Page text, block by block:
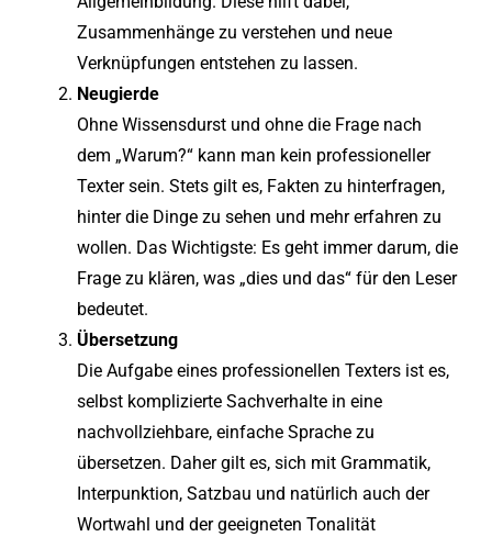
Zusammenhänge zu verstehen und neue
Verknüpfungen entstehen zu lassen.
Neugierde
Ohne Wissensdurst und ohne die Frage nach
dem „Warum?“ kann man kein professioneller
Texter sein. Stets gilt es, Fakten zu hinterfragen,
hinter die Dinge zu sehen und mehr erfahren zu
wollen. Das Wichtigste: Es geht immer darum, die
Frage zu klären, was „dies und das“ für den Leser
bedeutet.
Übersetzung
Die Aufgabe eines professionellen Texters ist es,
selbst komplizierte Sachverhalte in eine
nachvollziehbare, einfache Sprache zu
übersetzen. Daher gilt es, sich mit Grammatik,
Interpunktion, Satzbau und natürlich auch der
Wortwahl und der geeigneten Tonalität